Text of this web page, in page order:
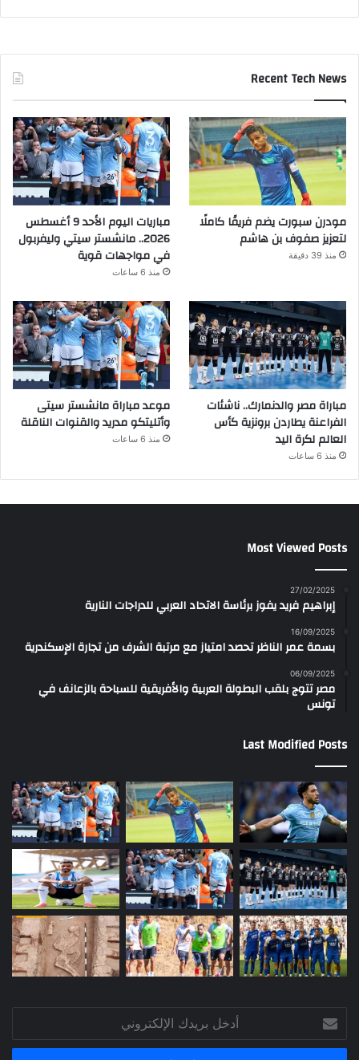
Recent Tech News
مودرن سبورت يضم فريقًا كاملًا
لتعزيز صفوف بن هاشم
منذ 39 دقيقة
مباريات اليوم الأحد 9 أغسطس
2026.. مانشستر سيتي وليفربول
في مواجهات قوية
منذ 6 ساعات
مباراة مصر والدنمارك.. ناشئات
الفراعنة يطاردن برونزية كأس
العالم لكرة اليد
منذ 6 ساعات
موعد مباراة مانشستر سيتى
وأتليتكو مدريد والقنوات الناقلة
منذ 6 ساعات
Most Viewed Posts
27/02/2025
إبراهيم فريد يفوز برئاسة الاتحاد العربي للدراجات النارية
16/09/2025
بسمة عمر الناظر تحصد امتياز مع مرتبة الشرف من تجارة الإسكندرية
06/09/2025
مصر تتوج بلقب البطولة العربية والأفريقية للسباحة بالزعانف في
تونس
Last Modified Posts
بريدك
الإلكتروني